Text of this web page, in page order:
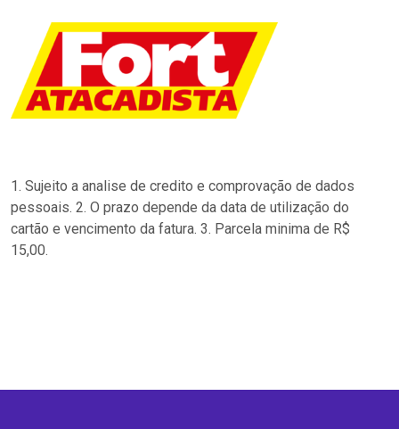
1. Sujeito a analise de credito e comprovação de dados
pessoais. 2. O prazo depende da data de utilização do
cartão e vencimento da fatura. 3. Parcela minima de R$
15,00.